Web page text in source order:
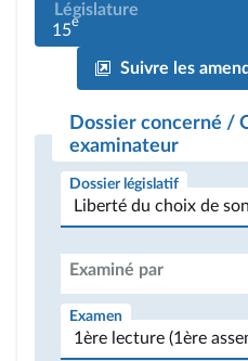
Législature
15e
Suivre les
Dossier concerné /
examinateur
Dossier législatif
Examiné par
Examen